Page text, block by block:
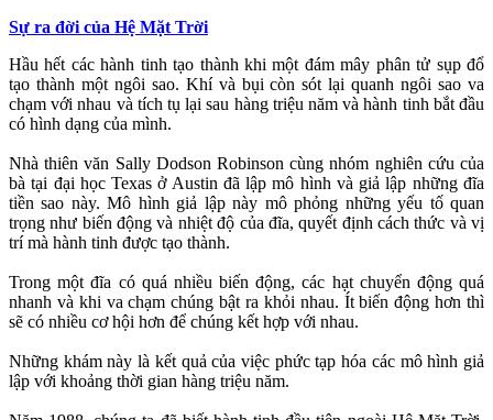
Sự ra đời của Hệ Mặt Trời
Hầu hết các hành tinh tạo thành khi một đám mây phân tử sụp đổ
tạo thành một ngôi sao. Khí và bụi còn sót lại quanh ngôi sao va
chạm với nhau và tích tụ lại sau hàng triệu năm và hành tinh bắt đầu
có hình dạng của mình.
Nhà thiên văn Sally Dodson Robinson cùng nhóm nghiên cứu của
bà tại đại học Texas ở Austin đã lập mô hình và giả lập những đĩa
tiền sao này. Mô hình giả lập này mô phỏng những yếu tố quan
trọng như biến động và nhiệt độ của đĩa, quyết định cách thức và vị
trí mà hành tinh được tạo thành.
Trong một đĩa có quá nhiều biến động, các hạt chuyển động quá
nhanh và khi va chạm chúng bật ra khỏi nhau. Ít biến động hơn thì
sẽ có nhiều cơ hội hơn để chúng kết hợp với nhau.
Những khám này là kết quả của việc phức tạp hóa các mô hình giả
lập với khoảng thời gian hàng triệu năm.